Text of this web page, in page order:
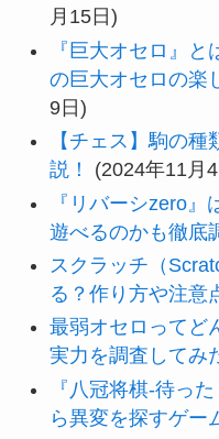
月15日)
『巨大オセロ』
の巨大オセロの楽
9日)
【チェス】駒の
説！
(2024年11月
『リバーシzero
遊べるのかも徹底
スクラッチ（
る？作り方や注意
最弱オセロってど
実力を調査してみ
『八冠将棋-待っ
ら異変を探すゲー